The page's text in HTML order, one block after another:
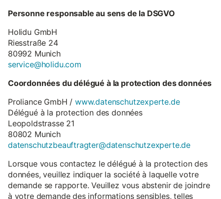
Personne responsable au sens de la DSGVO
Holidu GmbH
Riesstraße 24
80992 Munich
service@holidu.com
Coordonnées du délégué à la protection des données
Proliance GmbH /www.datenschutzexperte.de
Délégué à la protection des données
Leopoldstrasse 21
80802 Munich
datenschutzbeauftragter@datenschutzexperte.de
Lorsque vous contactez le délégué à la protection des
données, veuillez indiquer la société à laquelle votre
demande se rapporte. Veuillez vous abstenir de joindre
à votre demande des informations sensibles, telles